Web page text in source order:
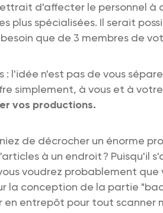
d'affecter le personnel à
plus spécialisées. Il serait
besoin que de 3 membres de
: l'idée n'est pas de vous
simplement, à vous et à
vos productions.
de décrocher un énorme
à un endroit ? Puisqu'il
voudrez probablement que
la conception de la partie
en entrepôt pour tout scanner